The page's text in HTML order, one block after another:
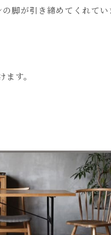
脚が引き締めてくれてい
す。